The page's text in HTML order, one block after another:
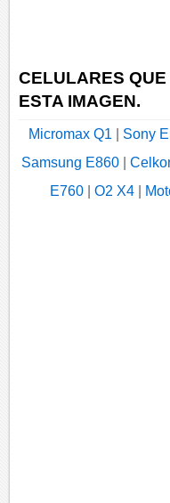
CELULARES
ESTA IMAGEN.
Micromax Q1 Sony
Samsung E860
E760| O2 X4|